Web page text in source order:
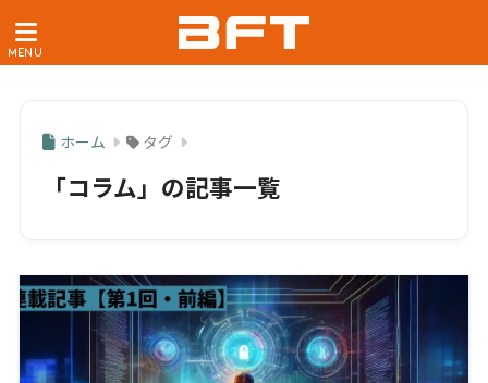
ホーム タグ
「コラム」の記事一覧